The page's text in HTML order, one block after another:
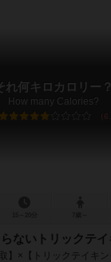
れ何キロカロリー？
How many Calories?
ないトリックテイ
】×【トリックテイキン